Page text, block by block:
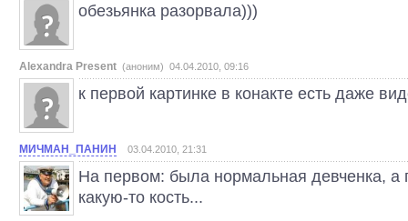
обезьянка разорвала)))
Alexandra Present (аноним) 04.04.2010, 09:16
к первой картинке в конакте есть даже
МИЧМАН_ПАНИН 03.04.2010, 21:31
На первом: была нормальная девченка, а
какую-то кость...